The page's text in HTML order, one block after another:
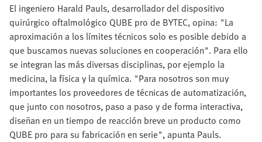
El ingeniero Harald Pauls, desarrollador del dispositivo
quirúrgico oftalmológico QUBE pro de BYTEC, opina: "La
aproximación a los límites técnicos solo es posible debido a
que buscamos nuevas soluciones en cooperación". Para ello
se integran las más diversas disciplinas, por ejemplo la
medicina, la física y la química. "Para nosotros son muy
importantes los proveedores de técnicas de automatización,
que junto con nosotros, paso a paso y de forma interactiva,
diseñan en un tiempo de reacción breve un producto como
QUBE pro para su fabricación en serie", apunta Pauls.